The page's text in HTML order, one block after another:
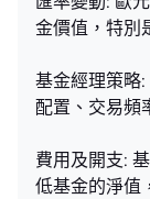
金價值，特別
基金經理策略
配置、交易頻
費用及開支:
低基金的淨值